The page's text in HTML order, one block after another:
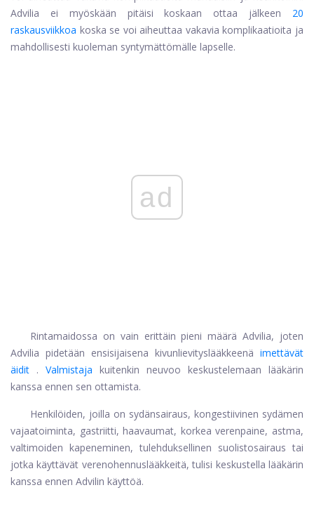
Advilia ei myöskään pitäisi koskaan ottaa jälkeen
20
raskausviikkoa koska se voi aiheuttaa vakavia komplikaatioita ja
mahdollisesti kuoleman syntymättömälle lapselle.
ad
Rintamaidossa on vain erittäin pieni määrä Advilia, joten
Advilia pidetään ensisijaisena kivunlievityslääkkeenä imettävät
äidit . Valmistaja kuitenkin neuvoo keskustelemaan lääkärin
kanssa ennen sen ottamista.
Henkilöiden, joilla on sydänsairaus, kongestiivinen sydämen
vajaatoiminta, gastriitti, haavaumat, korkea verenpaine, astma,
valtimoiden kapeneminen, tulehduksellinen suolistosairaus tai
jotka käyttävät verenohennuslääkkeitä, tulisi keskustella lääkärin
kanssa ennen Advilin käyttöä.